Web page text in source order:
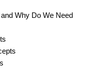
Why Do We Need